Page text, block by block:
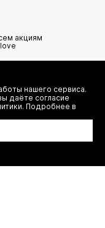
акциям
моих
для получения
от ООО 'БТ
нашего сервиса.
даёте согласие
Подробнее в